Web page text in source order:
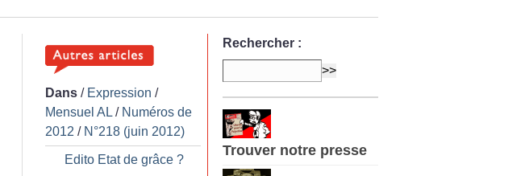
Dans / Expression /
Mensuel AL / Numéros de
2012 / N°218 (juin 2012)
Edito Etat de grâce ?
Rechercher :
Trouver notre presse